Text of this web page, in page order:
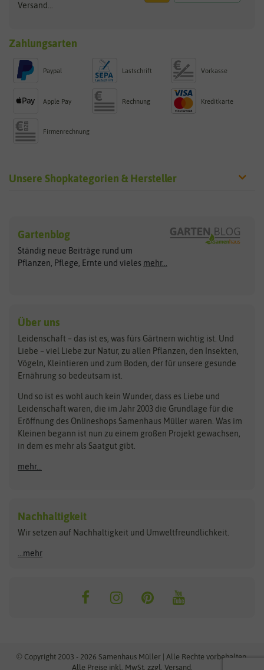
Versand...
Zahlungsarten
Paypal Lastschrift Vorkasse
Apple Pay Rechnung Kreditkarte
Firmenrechnung
Unsere Shopkategorien & Hersteller
Exotische Samen
Gemüsesamen
Gründünger
Kräutersamen
Obstsamen
Pilzbrut
Rasensamen
Steckzwiebeln
Zimmer & Kübelpflanzen
Kataloge
Schnäppchen
Anzucht & Gartenzubehör
Anzuchtschalen
Heizmatte & Heizkabel
Kokos-Quelltabletten
Zimmergewächshaus
Maissamen
Arche Noah
ASB Greenworld
Benary
Bingenheimer Saatgut
BioBalu
Bionana
BIOWOL
Blumicorn
Bûten Birds
Carl Pabst
Clever Pots
COMPO
Dürr-Samen
elho
Feldsaaten Freudenberger
Fertil
Flora Elite
Florissa
Flortis
Franchi Sementi
Hortitops
JUB Holland
Gartenblog
Ständig neue Beiträge rund um
Pflanzen, Pflege, Ernte und vieles mehr...
Über uns
Leidenschaft – das ist es, was fürs Gärtnern wichtig ist. Und
Liebe – viel Liebe zur Natur, zu allen Pflanzen, den Insekten,
Vögeln, Kleintieren und zum Boden, der für unsere gesunde
Ernährung so bedeutsam ist.
Und so ist es wohl auch kein Wunder, dass es Liebe und
Leidenschaft waren, die im Jahr 2003 die Grundlage für die
Eröffnung des Onlineshops Samenhaus Müller waren. Was im
Kleinen begann ist nun zu einem großen Projekt gewachsen,
in dem es mehr als Saatgut gibt.
mehr...
Nachhaltigkeit
Wir setzen auf Nachhaltigkeit und Umweltfreundlichkeit.
...mehr
© Copyright 2003 - 2026 Samenhaus Müller | Alle Rechte vorbehalten.
Alle Preise inkl. MwSt. zzgl. Versand.